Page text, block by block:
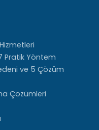
Pratik Yöntem
ve 5 Çözüm
Çözümleri